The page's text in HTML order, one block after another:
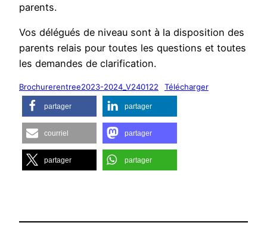
parents.
Vos délégués de niveau sont à la disposition des
parents relais pour toutes les questions et toutes
les demandes de clarification.
Brochurerentree2023-2024_V240122 Télécharger
partager partager
courriel partager
partager partager